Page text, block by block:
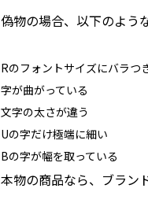
偽物の場合、以下のよう
Rのフォントサイズにバラつ
字が曲がっている
文字の太さが違う
Uの字だけ極端に細い
Bの字が幅を取っている
本物の商品なら、ブラン